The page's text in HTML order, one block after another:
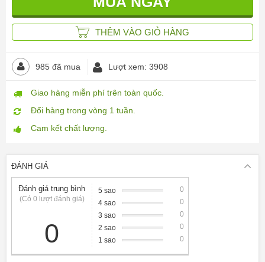
THÊM VÀO GIỎ HÀNG
985 đã mua Lượt xem: 3908
Giao hàng miễn phí trên toàn quốc.
Đổi hàng trong vòng 1 tuần.
Cam kết chất lượng.
ĐÁNH GIÁ
Đánh giá trung bình
(Có 0 lượt đánh giá)
0
5 sao
0
4 sao
0
3 sao
0
2 sao
0
1 sao
0